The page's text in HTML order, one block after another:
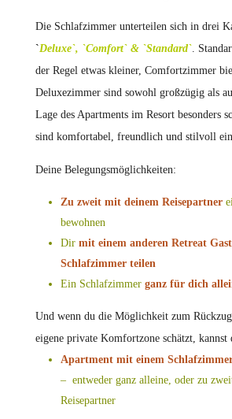
Die Schlafzimmer unterteilen sich in drei
`Deluxe`, `Comfort` & `Standard`.
der Regel etwas kleiner, Comfortzimmer
Deluxezimmer sind sowohl großzügig als
Lage des Apartments im Resort besonders
sind komfortabel, freundlich und stilvoll
Deine Belegungsmöglichkeiten:
Zu zweit mit deinem Reisepartner
bewohnen
Dir mit einem anderen Retreat
Schlafzimmer teilen
Ein Schlafzimmer ganz für dich
Und wenn du die Möglichkeit zum
eigene private Komfortzone schätzt, kannst
Apartment mit einem
– entweder ganz alleine, oder zu
Reisepartner